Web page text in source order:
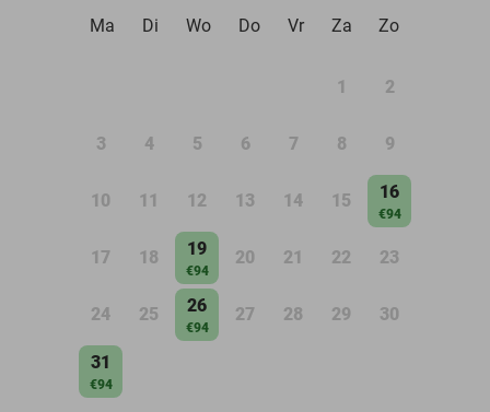
Ma
Di Wo Do Vr Za Zo
1 2
3 4 5 6 7 8 9
10 11 12 13 14 15 16
€94
17 18 19
€94
20 21 22 23
24 25 26
€94
27 28 29 30
31
€94